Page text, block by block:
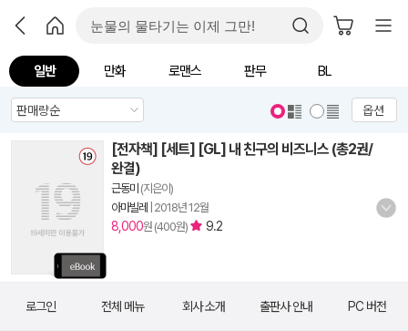
일반 만화 로맨스 판무 BL
옵션
[전자책] [세트] [GL] 내 친구의 비즈니스 (총2권/
완결)
근동미 (지은이)
아마빌레
2018년 12월
8,000원 (400원) 9.2
로그인 전체 메뉴 회사 소개 출판사 안내 PC 버전